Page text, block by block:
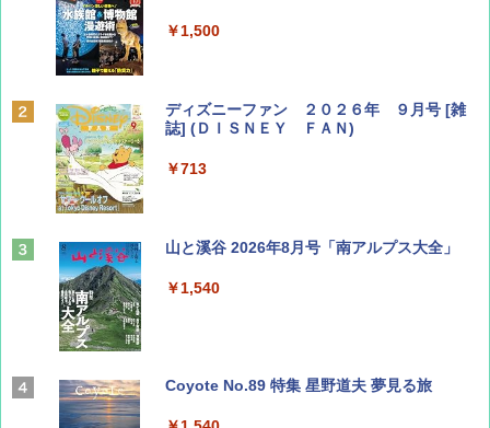
￥1,500
ディズニーファン ２０２６年 ９月号 [雑
誌] (ＤＩＳＮＥＹ ＦＡＮ)
￥713
山と溪谷 2026年8月号「南アルプス大全」
￥1,540
Coyote No.89 特集 星野道夫 夢見る旅